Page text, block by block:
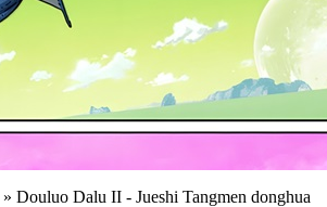
» Douluo Dalu II - Jueshi Tangmen donghua